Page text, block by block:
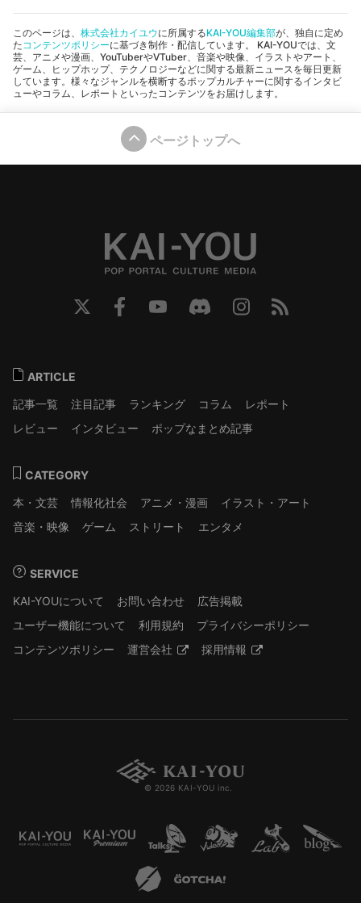
このページは、 株式会社カイユウに所属するKAI-YOU編集部が、独自に定め
たコンテンツポリシーに基づき制作・配信しています。 KAI-YOUでは、文
芸、アニメや漫画、YouTuberやVTuber、音楽や映像、イラストやアート、
ゲーム、ヒップホップ、テクノロジーなどに関する最新ニュースを毎日更新
しています。様々なジャンルを横断するポップカルチャーに関するインタビ
ューやコラム、レポートといったコンテンツをお届けします。
ページトップへ
ARTICLE
記事一覧
注目記事 ランキング コラム
レポート
レビュー
インタビュー ポップなまとめ記事
CATEGORY
本・文芸
情報化社会 アニメ・漫画
イラスト・アート
音楽・映像
ゲーム ストリート エンタメ
SERVICE
KAI-YOUについて
お問い合わせ
広告掲載
ユーザー機能について
利用規約
プライバシーポリシー
コンテンツポリシー
運営会社 採用情報
© 2026 KAI-YOU inc.